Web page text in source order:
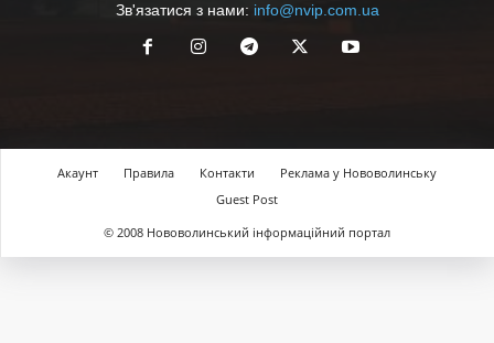
Зв'язатися з нами: info@nvip.com.ua
Акаунт Правила Контакти
Реклама у Нововолинську
Guest Post
© 2008 Нововолинський інформаційний портал